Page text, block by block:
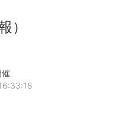
）
催